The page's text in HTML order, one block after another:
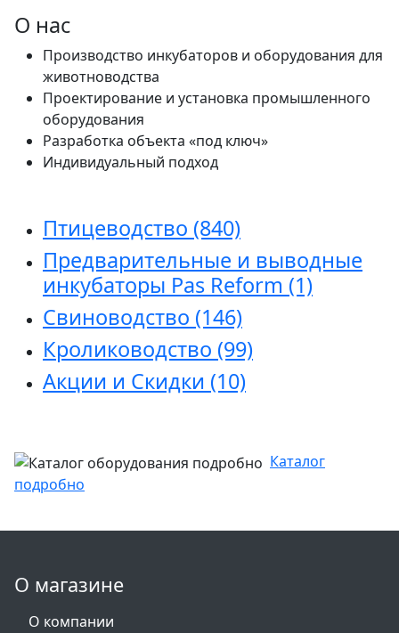
О нас
Производство инкубаторов и оборудования для
животноводства
Проектирование и установка промышленного
оборудования
Разработка объекта «под ключ»
Индивидуальный подход
Птицеводство (840)
Предварительные и выводные
инкубаторы Pas Reform (1)
Свиноводство (146)
Кролиководство (99)
Акции и Скидки (10)
Каталог
подробно
О магазине
О компании